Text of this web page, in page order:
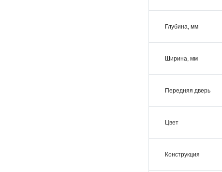
Глубина, мм
Ширина, мм
Передняя дверь
Цвет
Конструкция